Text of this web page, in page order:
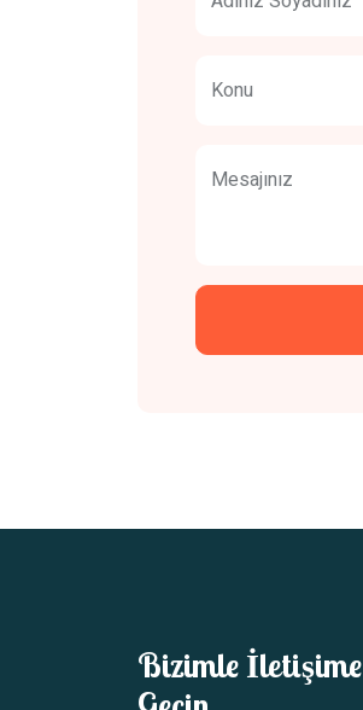
Konu
Mesajınız
Bizimle İletişime